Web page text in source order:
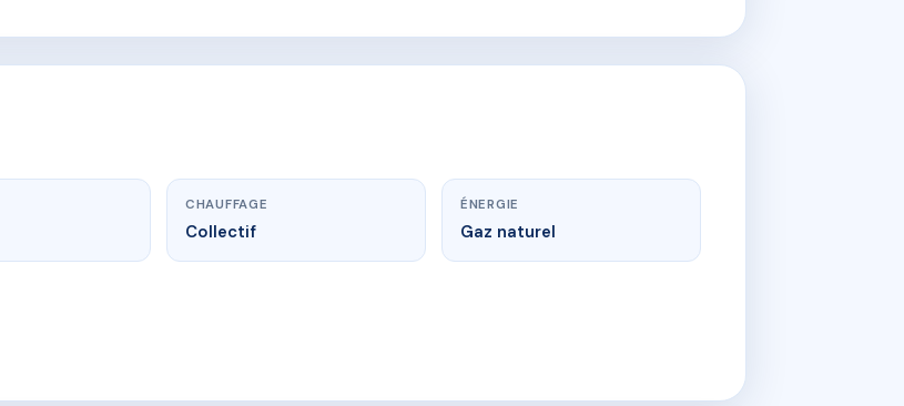
CHAUFFAGE
Collectif
ÉNERGIE
Gaz naturel